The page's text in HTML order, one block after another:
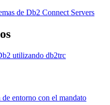
de Db2 Connect Servers
utilizando db2trc
entorno con el mandato